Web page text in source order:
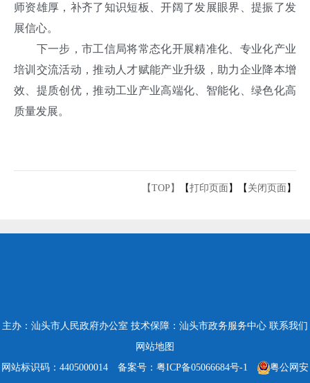
师资雄厚，补齐了知识短板、开阔了发展眼界、提振了发
展信心。
下一步，市工信局将常态化开展精准化、专业化产业
培训交流活动，推动人才赋能产业升级，助力企业降本增
效、提质创优，推动工业产业高端化、智能化、绿色化高
质量发展。
【TOP】 【打印页面】【 关闭页面】
主办：汕头市人民政府办公室 技术保障：汕头市政务服务中心 联系我们
网站地图
网站标识码：4405000014
备案号：粤ICP备05066684号-1
粤公网安